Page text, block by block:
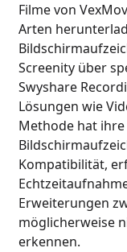
Filme von
Arten
Screenity über
Swyshare
Lösungen wie
Methode hat
Kompatibilität,
Erweiterungen
möglicherweise
erkennen.